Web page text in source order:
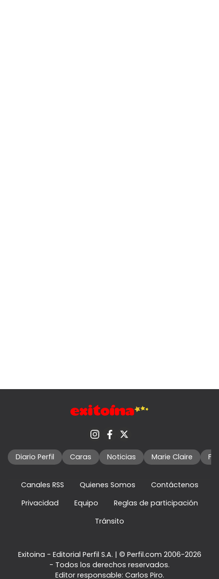
Diario Perfil Caras Noticias Marie Claire
Canales RSS Quienes Somos
Contáctenos
Privacidad
Equipo
Reglas de participación
Tránsito
Exitoina - Editorial Perfil S.A. | © Perfil.com 2006-2026
- Todos los derechos reservados.
Editor responsable: Carlos Piro.